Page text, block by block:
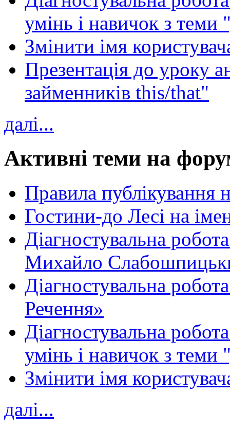
умінь і навичок з теми
Змінити імя
Презентація до уроку
займенників this/that"
далі...
Активні теми на
Правила публікування
Гостини-до Лесі на
Діагностувальна
Михайло
Діагностувальна
Речення»
Діагностувальна
умінь і навичок з теми
Змінити імя
далі...